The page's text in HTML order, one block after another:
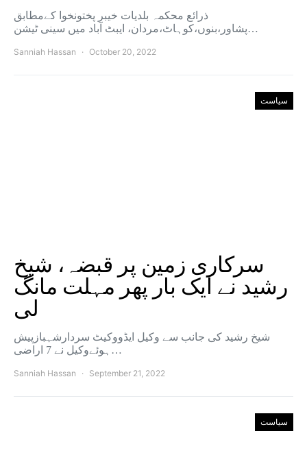
ذرائع محکمہ بلدیات خیبر پختونخوا کےمطابق
پشاور،بنوں،کوہاٹ،مردان، ایبٹ آباد میں سینی ٹیشن…
Sanniah Hassan October 20, 2022
سیاست
سرکاری زمین پر قبضہ، شیخ
رشید نے ایک بار پھر مہلت مانگ
لی
شیخ رشید کی جانب سے وکیل ایڈووکیٹ سردارشہبازپیش
ہوئےوکیل نے 7 اراضی…
Sanniah Hassan September 21, 2022
سیاست